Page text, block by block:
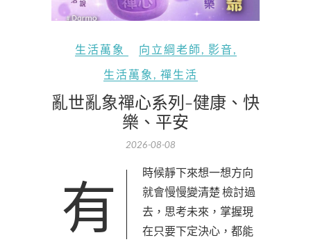
生活萬象 向立綱老師 影音
生活萬象
禪生活
亂世亂象禪心系列-健康、快
樂、平安
2026-08-08
有時候靜下來想一想方向
就會慢慢變清楚 檢討過
去，思考未來，掌握現
在只要下定決心，都能